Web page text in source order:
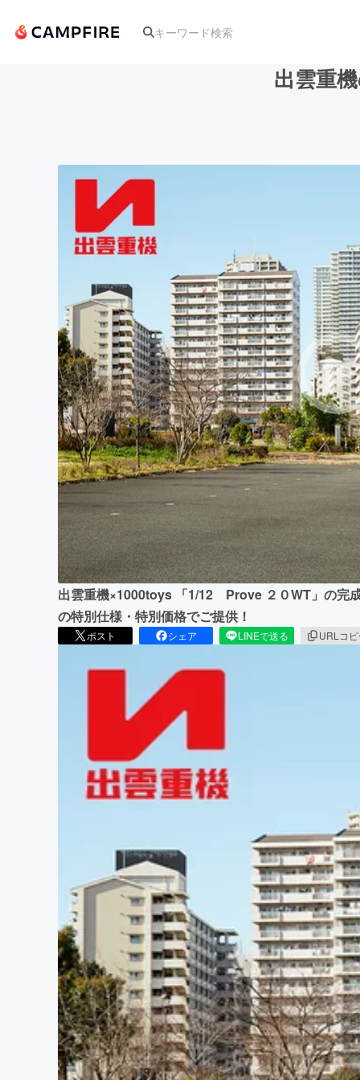
映像・映画
ビジネス・起業
まちづくり・地域活性化
出雲重
出雲重機×1000toys 「1/12 Prove ２０WT」の完
の特別仕様・特別価格でご提供！
ポスト シェア LINEで送る URLコ